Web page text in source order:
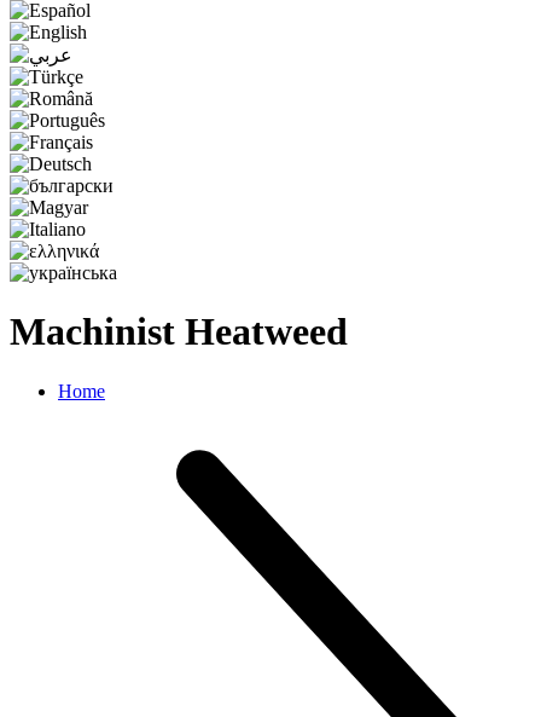
Machinist Heatweed
Home